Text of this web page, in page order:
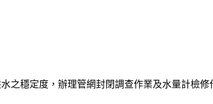
之穩定度，辦理管網封閉調查作業及水量計檢修